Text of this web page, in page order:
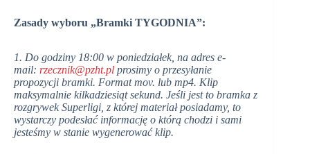
Zasady wyboru „Bramki TYGODNIA”:
1. Do godziny 18:00 w poniedziałek, na adres e-
mail: rzecznik@pzht.pl prosimy o przesyłanie
propozycji bramki. Format mov. lub mp4. Klip
maksymalnie kilkadziesiąt sekund. Jeśli jest to bramka z
rozgrywek Superligi, z której materiał posiadamy, to
wystarczy podesłać informację o którą chodzi i sami
jesteśmy w stanie wygenerować klip.